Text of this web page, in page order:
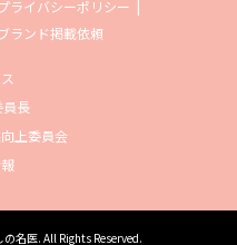
ライバシーポリシー
ランド掲載依頼
員長
上委員会
の名医. All Rights Reserved.